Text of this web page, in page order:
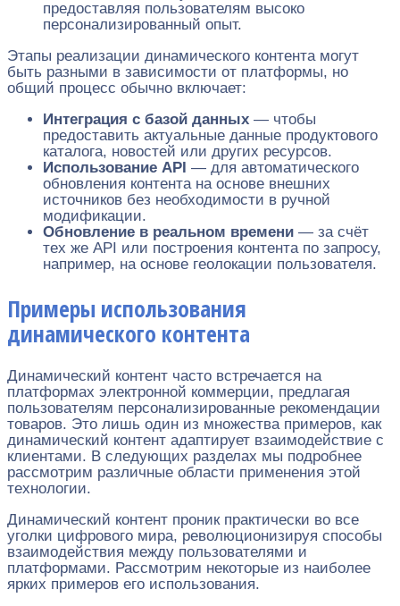
предоставляя пользователям высоко
персонализированный опыт.
Этапы реализации динамического контента могут
быть разными в зависимости от платформы, но
общий процесс обычно включает:
Интеграция с базой данных — чтобы
предоставить актуальные данные продуктового
каталога, новостей или других ресурсов.
Использование API — для автоматического
обновления контента на основе внешних
источников без необходимости в ручной
модификации.
Обновление в реальном времени — за счёт
тех же API или построения контента по запросу,
например, на основе геолокации пользователя.
Примеры использования
динамического контента
Динамический контент часто встречается на
платформах электронной коммерции, предлагая
пользователям персонализированные рекомендации
товаров. Это лишь один из множества примеров, как
динамический контент адаптирует взаимодействие с
клиентами. В следующих разделах мы подробнее
рассмотрим различные области применения этой
технологии.
Динамический контент проник практически во все
уголки цифрового мира, революционизируя способы
взаимодействия между пользователями и
платформами. Рассмотрим некоторые из наиболее
ярких примеров его использования.